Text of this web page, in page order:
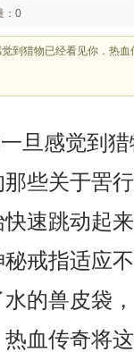
：0
到猎物已经看见你．热
旦感觉到
些关于罟
速跳动起
戒指适应
的兽皮袋
血传奇将